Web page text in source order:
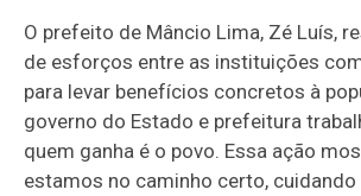
O prefeito de Mâncio Lima, Zé Luís,
de esforços entre as instituições
para levar benefícios concretos à
governo do Estado e prefeitura
quem ganha é o povo. Essa ação
estamos no caminho certo,